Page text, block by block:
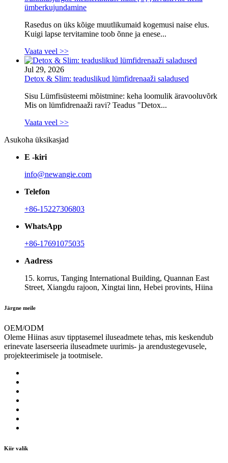
ümberkujundamine
Rasedus on üks kõige muutlikumaid kogemusi naise elus.
Kuigi lapse tervitamine toob õnne ja enese...
Vaata veel >>
Jul 29, 2026
Detox & Slim: teaduslikud lümfidrenaaži saladused
Sisu Lümfisüsteemi mõistmine: keha loomulik äravooluvõrk
Mis on lümfidrenaaži ravi? Teadus "Detox...
Vaata veel >>
Asukoha üksikasjad
E -kiri
info@newangie.com
Telefon
+86-15227306803
WhatsApp
+86-17691075035
Aadress
15. korrus, Tanging International Building, Quannan East
Street, Xiangdu rajoon, Xingtai linn, Hebei provints, Hiina
Järgne meile
OEM/ODM
Oleme Hiinas asuv tipptasemel iluseadmete tehas, mis keskendub
erinevate laserseeria iluseadmete uurimis- ja arendustegevusele,
projekteerimisele ja tootmisele.
Kiir valik